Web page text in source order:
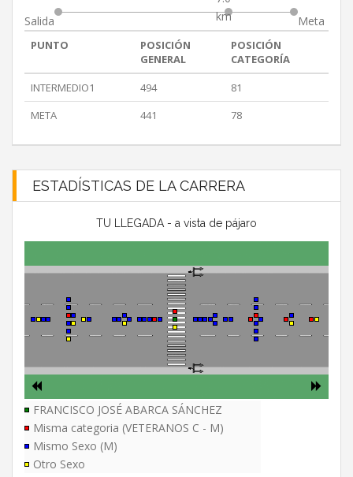
Salida
km
Meta
PUNTO
POSICIÓN
GENERAL
POSICIÓN
CATEGORÍA
INTERMEDIO1
494
81
META
441 78
ESTADÍSTICAS DE LA CARRERA
TU LLEGADA - a vista de pájaro
FRANCISCO JOSÉ ABARCA SÁNCHEZ
Misma categoria (VETERANOS C - M)
Mismo Sexo (M)
Otro Sexo